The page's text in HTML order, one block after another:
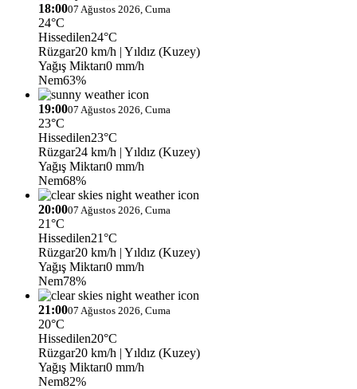
18:0007 Ağustos 2026, Cuma
24°C
Hissedilen24°C
Rüzgar20 km/h | Yıldız (Kuzey)
Yağış Miktarı0 mm/h
Nem63%
19:0007 Ağustos 2026, Cuma
23°C
Hissedilen23°C
Rüzgar24 km/h | Yıldız (Kuzey)
Yağış Miktarı0 mm/h
Nem68%
20:0007 Ağustos 2026, Cuma
21°C
Hissedilen21°C
Rüzgar20 km/h | Yıldız (Kuzey)
Yağış Miktarı0 mm/h
Nem78%
21:0007 Ağustos 2026, Cuma
20°C
Hissedilen20°C
Rüzgar20 km/h | Yıldız (Kuzey)
Yağış Miktarı0 mm/h
Nem82%